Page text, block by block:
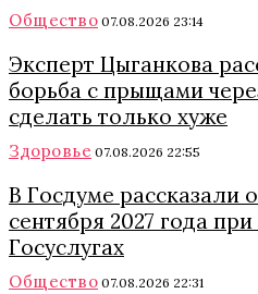
Общество 07.08.2026 23:14
Эксперт Цыганкова
борьба с прыщами
сделать только хуже
Здоровье 07.08.2026 22:55
В Госдуме рассказали
сентября 2027 года
Госуслугах
Общество 07.08.2026 22:31